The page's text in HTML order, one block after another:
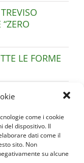
come i cookie
del dispositivo. Il
dati come il
sito. Non
su alcune
LE FORME
RICERCA
DA
A CONCIME